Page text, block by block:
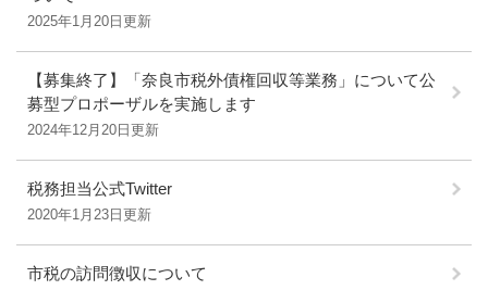
2025年1月20日更新
【募集終了】「奈良市税外債権回収等業務」について公
募型プロポーザルを実施します
2024年12月20日更新
税務担当公式Twitter
2020年1月23日更新
市税の訪問徴収について